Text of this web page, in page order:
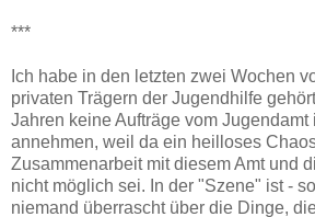
***
Ich habe in den letzten zwei Wochen
privaten Trägern der Jugendhilfe
Jahren keine Aufträge vom Jugendamt
annehmen, weil da ein heilloses
Zusammenarbeit mit diesem Amt und
nicht möglich sei. In der "Szene" ist -
niemand überrascht über die Dinge,